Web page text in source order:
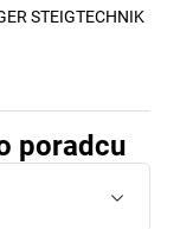
STEIGTECHNIK
poradcu